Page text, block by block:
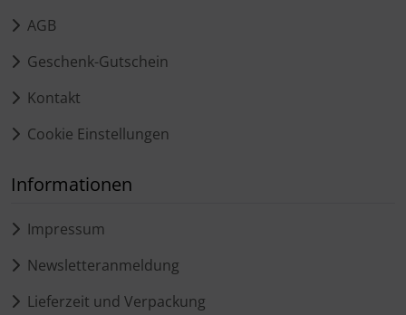
AGB
Geschenk-Gutschein
Kontakt
Cookie Einstellungen
Informationen
Impressum
Newsletteranmeldung
Lieferzeit und Verpackung